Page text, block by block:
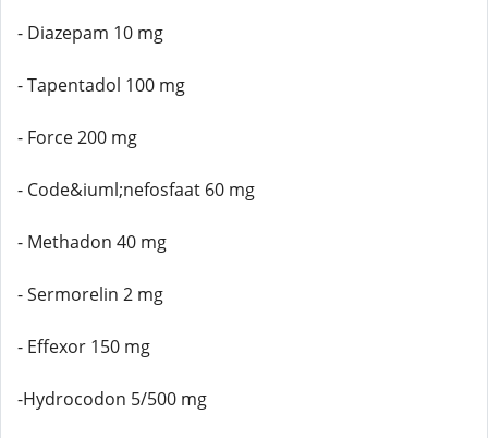
- Diazepam 10 mg
- Tapentadol 100 mg
- Force 200 mg
- Code&iuml;nefosfaat 60 mg
- Methadon 40 mg
- Sermorelin 2 mg
- Effexor 150 mg
-Hydrocodon 5/500 mg